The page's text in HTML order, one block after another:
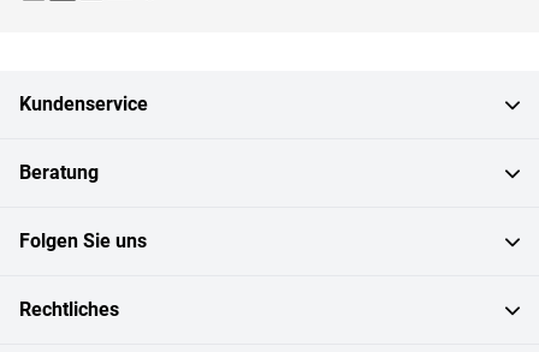
Kundenservice
Beratung
Folgen Sie uns
Rechtliches